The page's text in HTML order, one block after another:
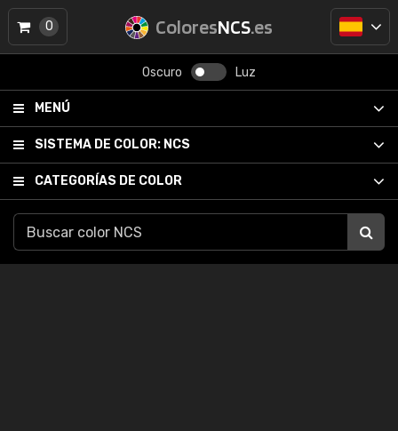
ColoresNCS.es
Oscuro Luz
MENÚ
SISTEMA DE COLOR: NCS
CATEGORÍAS DE COLOR
0